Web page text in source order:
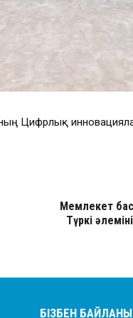
Цифрлық
Мемлекет
Түркі
БІЗБЕН